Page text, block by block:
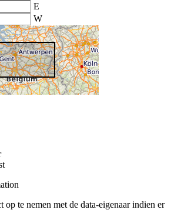
E
W
op te nemen met de data-eigenaar indien er